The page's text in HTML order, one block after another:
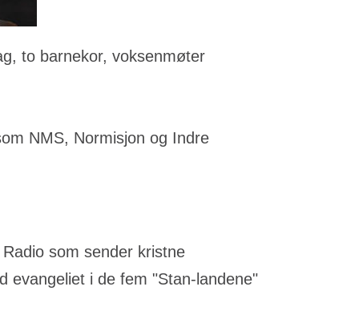
to barnekor, voksenmøter
NMS, Normisjon og Indre
som sender kristne
evangeliet i de fem "Stan-landene"